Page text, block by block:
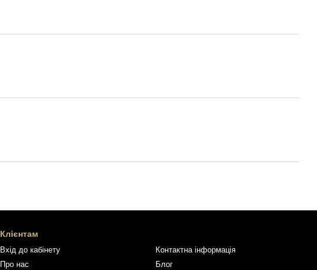
Клієнтам
Вхід до кабінету
Про нас
Контактна інформація
Блог